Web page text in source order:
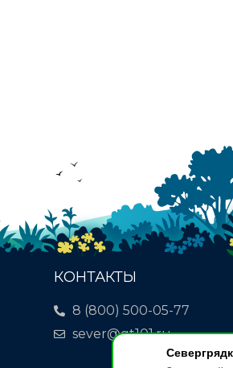
КОНТАКТЫ
8 (800) 500-05-77
sever@gt101.ru